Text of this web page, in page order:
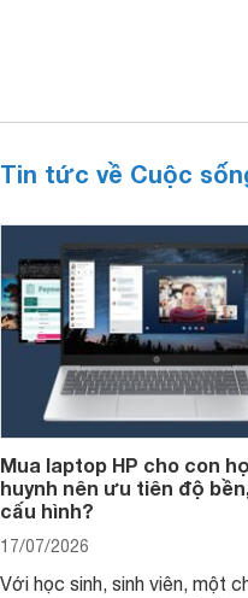
Tin tức về Cuộc
Mua laptop HP cho con
huynh nên ưu tiên độ
cấu hình?
17/07/2026
Với học sinh, sinh viên, một